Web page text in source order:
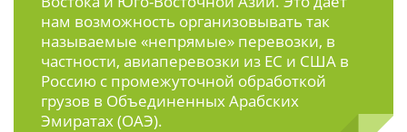
нам возможность организовывать так
называемые «непрямые» перевозки, в
частности, авиаперевозки из ЕС и США в
Россию с промежуточной обработкой
грузов в Объединенных Арабских
Эмиратах (ОАЭ).